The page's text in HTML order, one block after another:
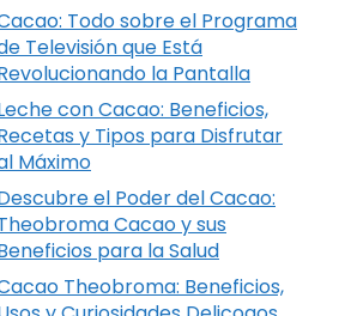
Todo sobre el Programa
Televisión que Está
la Pantalla
con Cacao: Beneficios,
y Tipos para Disfrutar
Máximo
el Poder del Cacao:
Cacao y sus
para la Salud
Theobroma: Beneficios,